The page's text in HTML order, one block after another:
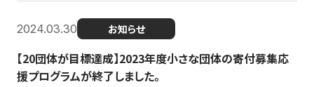
2024.03.30 お知らせ
【20団体が目標達成】2023年度小さな団体の寄付募集応
援プログラムが終了しました。